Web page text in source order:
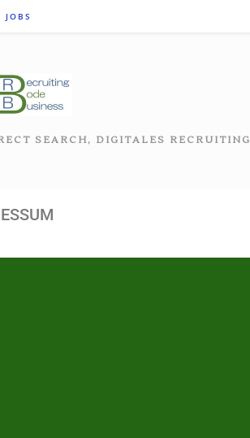
JOBS
SEARCH, DIGITALES RECRUITING